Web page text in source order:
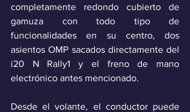
completamente redondo cubierto de
gamuza con todo tipo de
funcionalidades en su centro, dos
asientos OMP sacados directamente del
i20 N Rally1 y el freno de mano
electrónico antes mencionado.
Desde el volante, el conductor puede